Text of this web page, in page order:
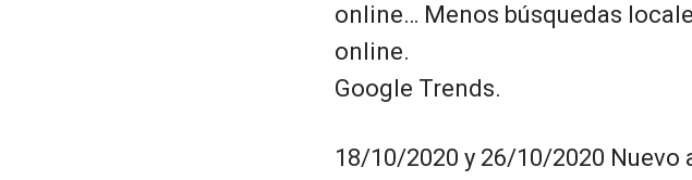
online… Menos búsquedas
online.
Google Trends.
18/10/2020 y 26/10/2020